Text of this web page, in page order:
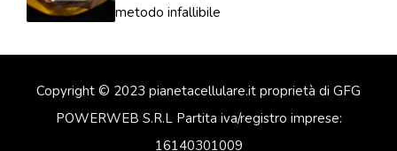
metodo infallibile
Copyright © 2023 pianetacellulare.it proprietà di GFG
POWERWEB S.R.L Partita iva/registro imprese:
16140301009